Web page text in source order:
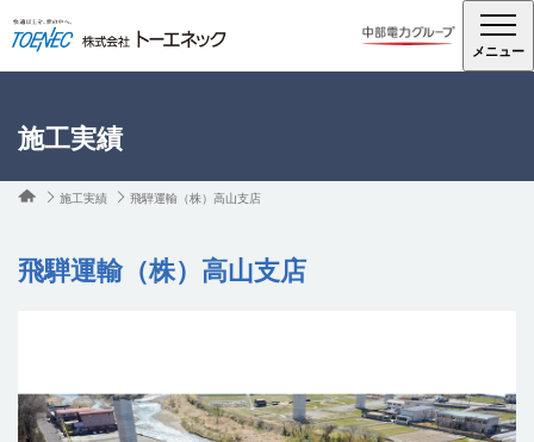
メニュー
施工実績
施工実績 飛騨運輸（株）高山支店
飛騨運輸（株）高山支店